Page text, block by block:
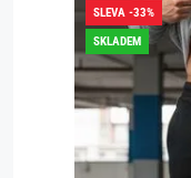
SLEVA -33%
SKLADEM